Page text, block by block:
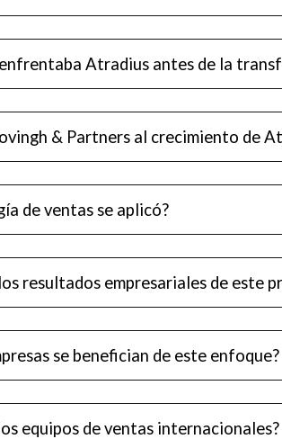
Atradius antes de la
& Partners al crecimiento de
de ventas se aplicó?
resultados empresariales de este
se benefician de este enfoque?
equipos de ventas internacionales?